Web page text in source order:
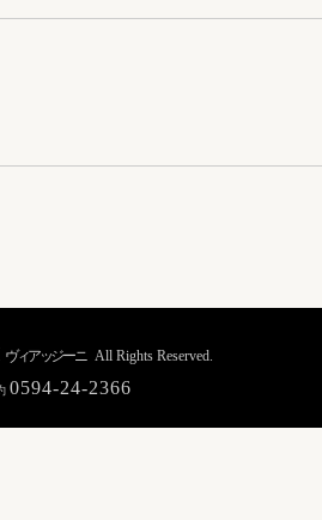
ヴィアッジーニ
All Rights Reserved.
0594-24-2366